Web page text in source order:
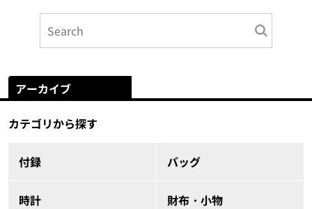
アーカイブ
カテゴリから探す
付録 バッグ
時計 財布・小物